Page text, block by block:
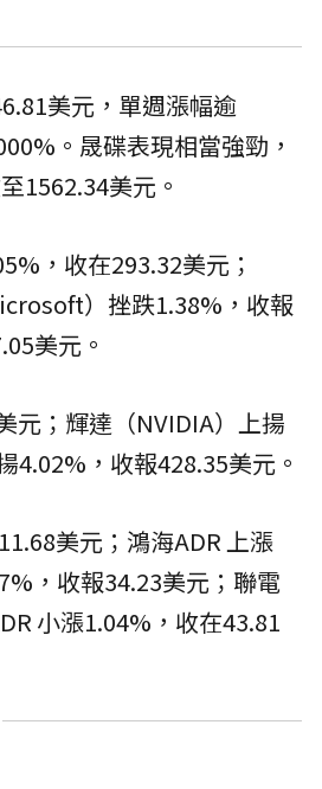
美元，單週漲幅逾
。晟碟表現相當強勁，
1562.34美元。
，收在293.32美元；
）挫跌1.38%，收報
美元。
元；輝達（NVIDIA）上揚
4.02%，收報428.35美元。
美元；鴻海ADR 上漲
，收報34.23美元；聯電
小漲1.04%，收在43.81